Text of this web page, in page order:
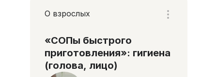
О взрослых
«СОПы быстрого
приготовления»: гигиена
(голова, лицо)